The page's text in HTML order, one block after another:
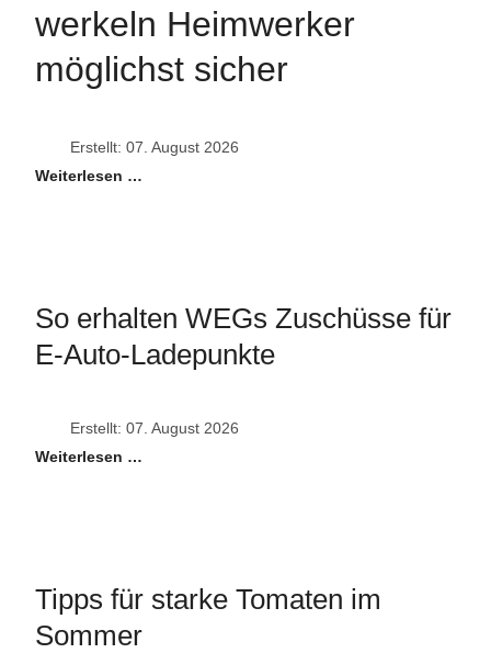
werkeln Heimwerker
möglichst sicher
Erstellt: 07. August 2026
Weiterlesen …
So erhalten WEGs Zuschüsse für
E-Auto-Ladepunkte
Erstellt: 07. August 2026
Weiterlesen …
Tipps für starke Tomaten im
Sommer